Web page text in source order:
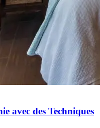
avec des Techniques